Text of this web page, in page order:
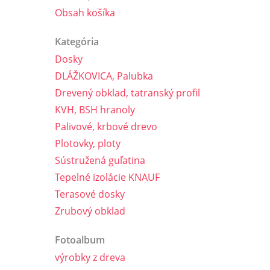
Obsah košíka
Kategória
Dosky
DLÁŽKOVICA, Palubka
Drevený obklad, tatranský profil
KVH, BSH hranoly
Palivové, krbové drevo
Plotovky, ploty
Sústružená guľatina
Tepelné izolácie KNAUF
Terasové dosky
Zrubový obklad
Fotoalbum
výrobky z dreva